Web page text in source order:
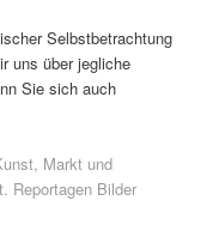
Selbstbetrachtung
uns über jegliche
Sie sich auch
Markt und
Reportagen Bilder